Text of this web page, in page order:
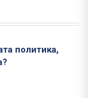
политика,